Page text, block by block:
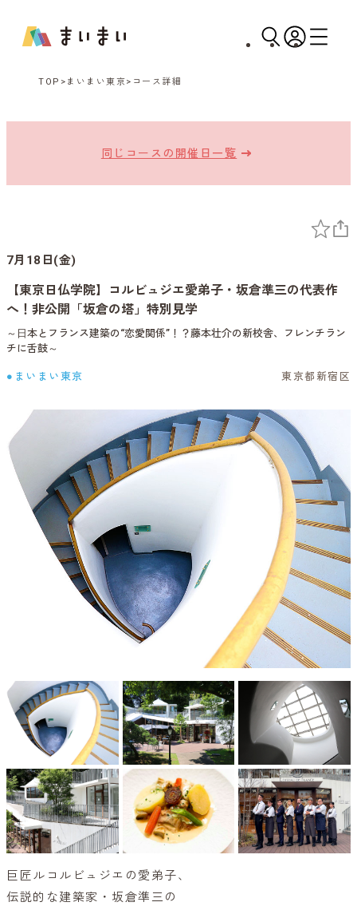
TOP まいまい東京 コース詳細
同じコースの開催日一覧
7月18日(金)
【東京日仏学院】コルビュジエ愛弟子・坂倉準三の代表作
へ！非公開「坂倉の塔」特別見学
～⽇本とフランス建築の“恋愛関係”！？藤本壮介の新校舎、フレンチラン
チに舌鼓～
●まいまい東京 東京都新宿区
巨匠ルコルビュジエの愛弟子、
伝説的な建築家・坂倉準三の